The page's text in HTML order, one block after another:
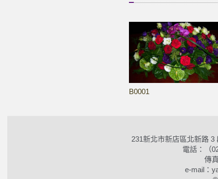
B0001
231新北市新店區北新路
電話：（
傳
e-mail：